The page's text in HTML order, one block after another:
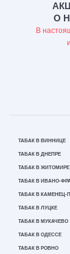
О
В
ТАБАК В ВИННИЦЕ
ТАБАК В ДНЕПРЕ
ТАБАК В ЖИТОМИРЕ
ТАБАК В ИВАНО-
ТАБАК В КАМЕНЕЦ-
ТАБАК В ЛУЦКЕ
ТАБАК В МУКАЧЕВО
ТАБАК В ОДЕССЕ
ТАБАК В РОВНО